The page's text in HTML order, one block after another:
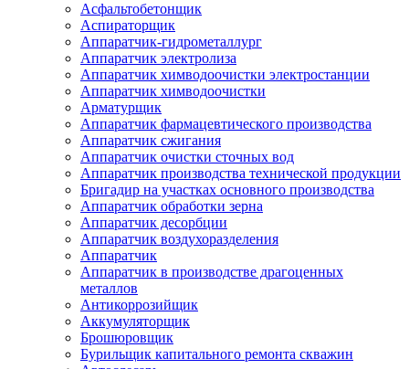
Асфальтобетонщик
Аспираторщик
Аппаратчик-гидрометаллург
Аппаратчик электролиза
Аппаратчик химводоочистки электростанции
Аппаратчик химводоочистки
Арматурщик
Аппаратчик фармацевтического производства
Аппаратчик сжигания
Аппаратчик очистки сточных вод
Аппаратчик производства технической продукции
Бригадир на участках основного производства
Аппаратчик обработки зерна
Аппаратчик десорбции
Аппаратчик воздухоразделения
Аппаратчик
Аппаратчик в производстве драгоценных
металлов
Антикоррозийщик
Аккумуляторщик
Брошюровщик
Бурильщик капитального ремонта скважин